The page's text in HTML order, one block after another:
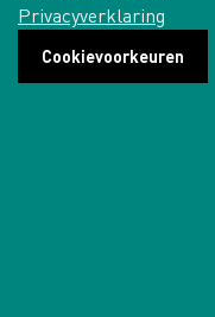
Privacyverklaring
Cookievoorkeuren